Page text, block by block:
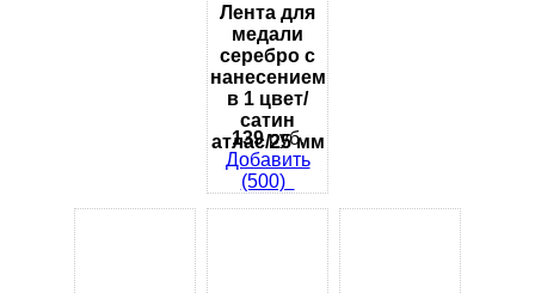
Лента для
медали
серебро с
нанесением
в 1 цвет/
сатин
атлас/25 мм
139руб.
Добавить
(500)